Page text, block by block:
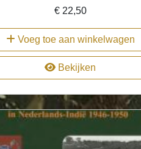
€22,50
Voeg toe aan winkelwagen
Bekijken